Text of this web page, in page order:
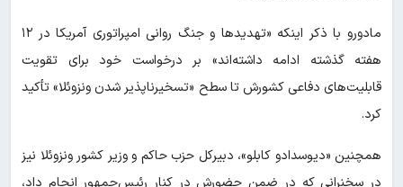
مادورو با ذکر اینکه «تهدیدها و جنگ روانی امپراتوری آمریکا در ۱۲
هفته گذشته ادامه داشته‌اند» بر درخواست خود برای تقویت
قابلیت‌های دفاعی کشورش تا سطح «تسخیرناپذیر شدن ونزوئلا» تأکید
کرد.
همچنین «دیوسدادو کابلو»، دبیرکل حزب حاکم و وزیر کشور ونزوئلا نیز
در سخنرانی که در ضمن حضورش در کنار رئیس‌جمهور انجام داد،